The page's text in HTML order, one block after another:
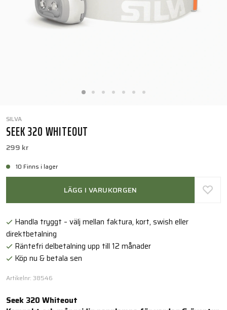
SILVA
SEEK 320 WHITEOUT
299 kr
10 Finns i lager
LÄGG I VARUKORGEN
Handla tryggt – välj mellan faktura, kort, swish eller
direktbetalning
Räntefri delbetalning upp till 12 månader
Köp nu & betala sen
Artikelnr: 38546
Seek 320 Whiteout